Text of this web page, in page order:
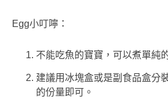
Egg小叮嚀：
不能吃魚的寶寶，可以煮單純
建議用冰塊盒或是副食品盒分
的份量即可。